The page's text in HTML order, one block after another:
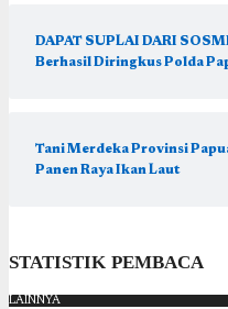
DAPAT SUPLAI DARI
Berhasil Diringkus Polda
Tani Merdeka Provinsi
Panen Raya Ikan Laut
STATISTIK PEMBACA
LAINNYA